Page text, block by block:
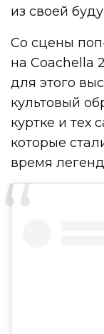
из своей
Со сцены
на Coachella
для этого
культовый
куртке и тех
которые
время